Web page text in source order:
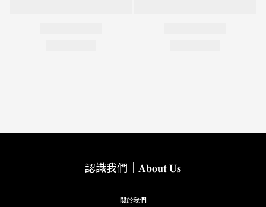
認識我們｜𝐀𝐛𝐨𝐮𝐭 𝐔𝐬
關於我們